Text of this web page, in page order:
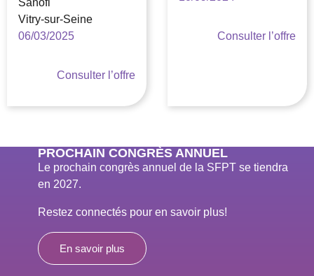
Sanofi
Vitry-sur-Seine
06/03/2025
Consulter l’offre
Consulter l’offre
PROCHAIN CONGRÈS ANNUEL
Le prochain congrès annuel de la SFPT se tiendra
en 2027.
Restez connectés pour en savoir plus!
En savoir plus